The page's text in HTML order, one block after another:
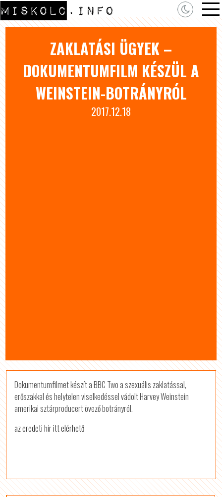
ZAKLATÁSI ÜGYEK –
DOKUMENTUMFILM KÉSZÜL A
WEINSTEIN-BOTRÁNYRÓL
2017.12.18
Dokumentumfilmet készít a BBC Two a szexuális zaklatással,
erőszakkal és helytelen viselkedéssel vádolt Harvey Weinstein
amerikai sztárproducert övező botrányról.
az eredeti hír itt elérhető